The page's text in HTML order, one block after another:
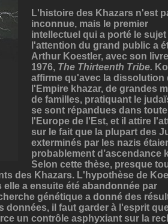
L'histoire des Khazars n'est
inconnue, mais le premier
intellectuel qui a porté le sujet
l'attention du grand public a
Arthur Koestler, avec son
1976, The Thirteenth Tribe.
affirme qu'avec la dissolution
l'Empire khazar, de grandes
de familles, pratiquant le
se sont répandues dans toute
l'Europe de l'Est, et il attire
sur le fait que la plupart des
exterminés par les nazis
probablement d’ascendance
Selon cette thèse, presque
des Khazars. L'hypothèse de
a ensuite été abandonnée par
génétique a donné des
données, il faut garder à l'esprit
un contrôle asphyxiant sur la